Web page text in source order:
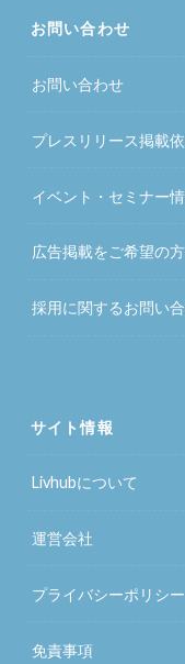
お問い合わせ
お問い合わせ
プレスリリース掲載
イベント・セミナー
広告掲載をご希望の
採用に関するお問い
サイト情報
Livhubについて
運営会社
プライバシーポリシー
免責事項